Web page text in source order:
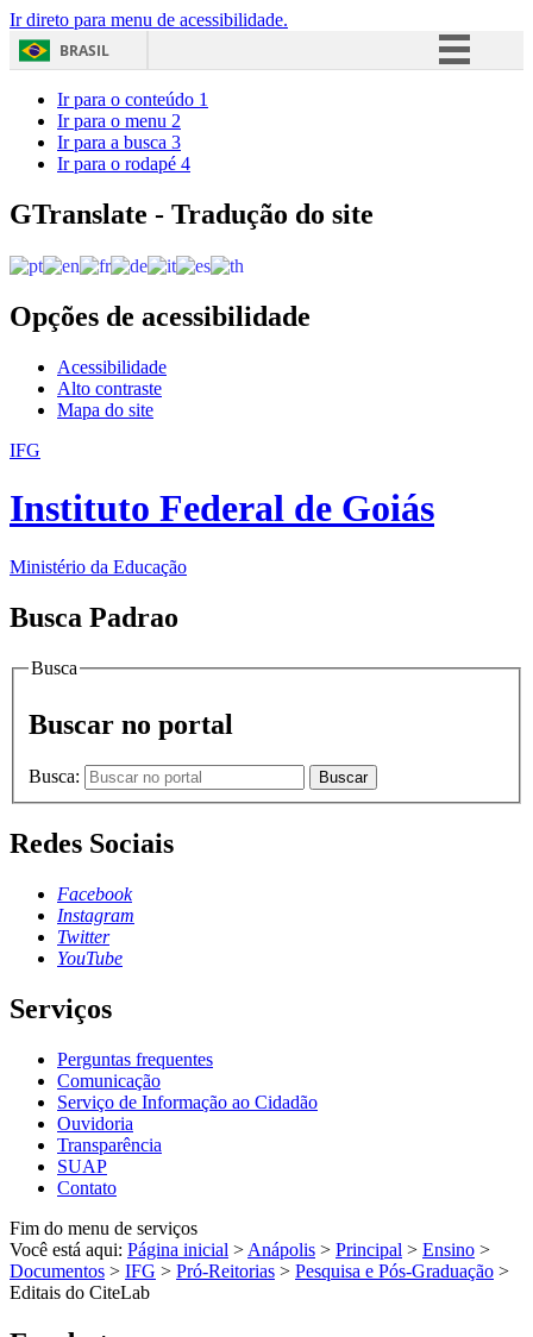
Ir direto para menu de acessibilidade.
BRASIL
Acesso à informação
Ir para o conteúdo 1
Ir para o menu 2
Ir para a busca 3
Ir para o rodapé 4
GTranslate - Tradução do site
Opções de acessibilidade
Acessibilidade
Alto contraste
Mapa do site
IFG
Instituto Federal de Goiás
Ministério da Educação
Busca Padrao
Busca
Buscar no portal
Busca: Buscar
Redes Sociais
Facebook
Instagram
Twitter
YouTube
Serviços
Perguntas frequentes
Comunicação
Serviço de Informação ao Cidadão
Ouvidoria
Transparência
SUAP
Contato
Fim do menu de serviços
Você está aqui: Página inicial > Anápolis > Principal > Ensino >
Documentos > IFG > Pró-Reitorias > Pesquisa e Pós-Graduação >
Editais do CiteLab